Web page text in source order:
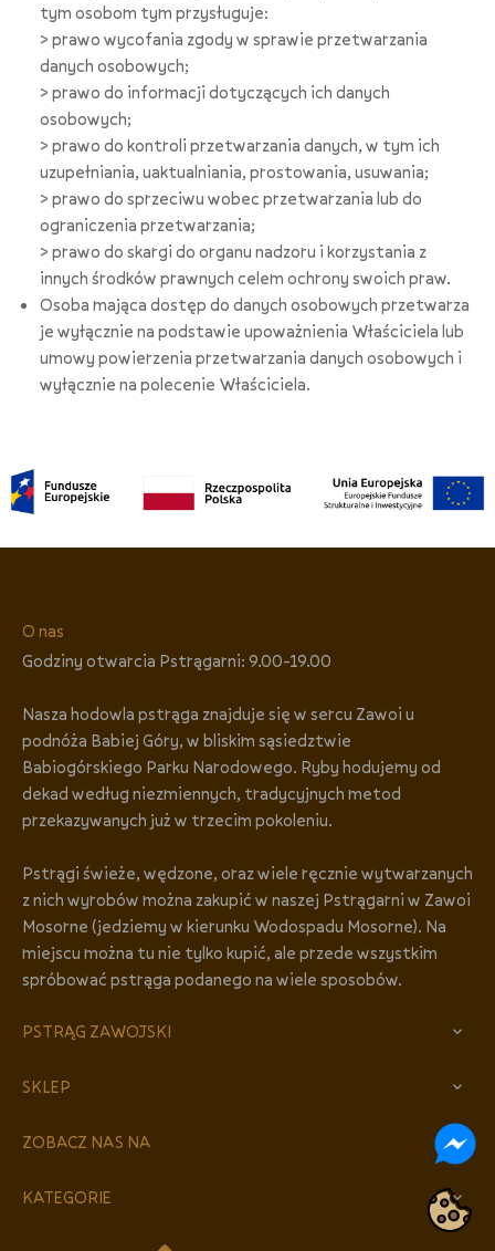
tym osobom tym przysługuje:
> prawo wycofania zgody w sprawie przetwarzania
danych osobowych;
> prawo do informacji dotyczących ich danych
osobowych;
> prawo do kontroli przetwarzania danych, w tym ich
uzupełniania, uaktualniania, prostowania, usuwania;
> prawo do sprzeciwu wobec przetwarzania lub do
ograniczenia przetwarzania;
> prawo do skargi do organu nadzoru i korzystania z
innych środków prawnych celem ochrony swoich praw.
Osoba mająca dostęp do danych osobowych przetwarza
je wyłącznie na podstawie upoważnienia Właściciela lub
umowy powierzenia przetwarzania danych osobowych i
wyłącznie na polecenie Właściciela.
O nas
Godziny otwarcia Pstrągarni: 9.00-19.00
Nasza hodowla pstrąga znajduje się w sercu Zawoi u
podnóża Babiej Góry, w bliskim sąsiedztwie
Babiogórskiego Parku Narodowego. Ryby hodujemy od
dekad według niezmiennych, tradycyjnych metod
przekazywanych już w trzecim pokoleniu.
Pstrągi świeże, wędzone, oraz wiele ręcznie wytwarzanych
z nich wyrobów można zakupić w naszej Pstrągarni w Zawoi
Mosorne (jedziemy w kierunku Wodospadu Mosorne). Na
miejscu można tu nie tylko kupić, ale przede wszystkim
spróbować pstrąga podanego na wiele sposobów.
PSTRĄG ZAWOJSKI 
SKLEP 
ZOBACZ NAS NA 
KATEGORIE 